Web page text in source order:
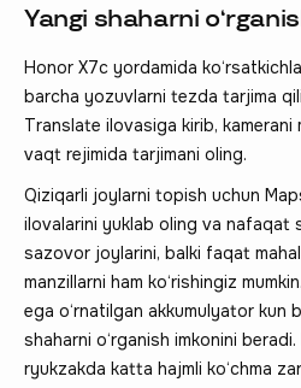
Yangi shaharni
Honor X7c yordamida
barcha yozuvlarni tezda tarjima
Translate ilovasiga kirib, kamerani
vaqt rejimida tarjimani oling.
Qiziqarli joylarni topish uchun
ilovalarini yuklab oling va nafaqat
sazovor joylarini, balki faqat
manzillarni ham ko‘rishingiz
ega o‘rnatilgan akkumulyator kun
shaharni o‘rganish imkonini
ryukzakda katta hajmli ko‘chma